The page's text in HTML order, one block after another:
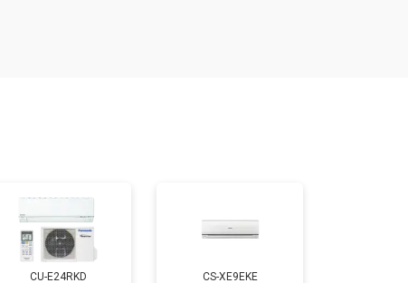
CU-E24RKD CS-XE9EKE